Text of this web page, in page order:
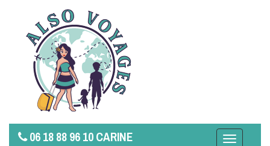
06 18 88 96 10 CARINE
Toggle